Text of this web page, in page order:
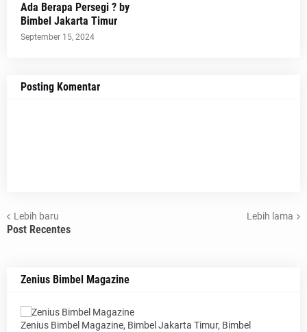
Ada Berapa Persegi ? by
Bimbel Jakarta Timur
September 15, 2024
Posting Komentar
Lebih baru Lebih lama
Post Recentes
Zenius Bimbel Magazine
Zenius Bimbel Magazine, Bimbel Jakarta Timur, Bimbel